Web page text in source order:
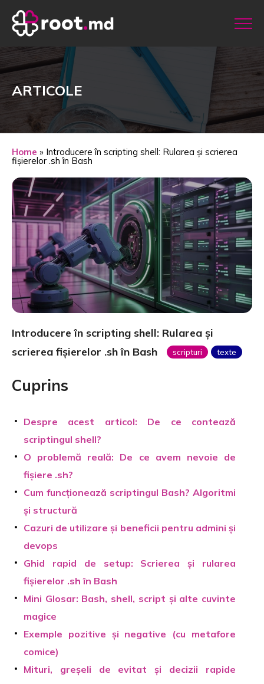
ARTICOLE
Home » Introducere în scripting shell: Rularea și scrierea
fișierelor .sh în Bash
Introducere în scripting shell: Rularea și
scrierea fișierelor .sh în Bash
scripturi texte
Cuprins
Despre acest articol: De ce contează
scriptingul shell?
O problemă reală: De ce avem nevoie de
fișiere .sh?
Cum funcționează scriptingul Bash? Algoritmi
și structură
Cazuri de utilizare și beneficii pentru admini și
devops
Ghid rapid de setup: Scrierea și rularea
fișierelor .sh în Bash
Mini Glosar: Bash, shell, script și alte cuvinte
magice
Exemple pozitive și negative (cu metafore
comice)
Mituri, greșeli de evitat și decizii rapide